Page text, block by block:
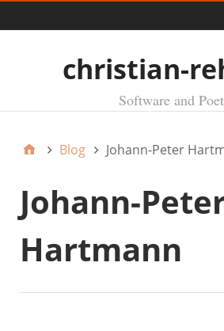
christian-
Software and
Blog Johann-Peter
Johann-
Hartmann